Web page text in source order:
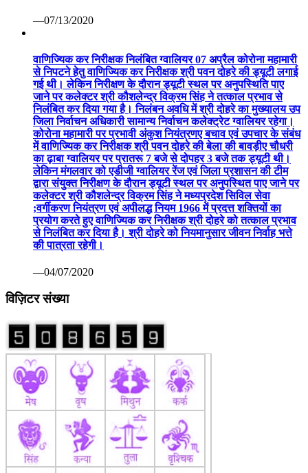
—07/13/2020
वाणिज्यिक कर निरीक्षक निलंबित ग्वालियर 07 अप्रैल कोरोना महामारी
से निपटने हेतु वाणिज्यिक कर निरीक्षक श्री पवन दोहरे की ड्यूटी लगाई
गई थी। लेकिन निरीक्षण के दौरान ड्यूटी स्थल पर अनुपस्थिति पाए
जाने पर कलेक्टर श्री कौशलेन्द्र विक्रम सिंह ने तत्काल प्रभाव से
निलंबित कर दिया गया है। निलंबन अवधि में श्री दोहरे का मुख्यालय उप
जिला निर्वाचन अधिकारी सामान्य निर्वाचन कलेक्ट्रेट ग्वालियर रहेगा।
कोरोना महामारी पर प्रभावी अंकुश नियंत्रणए बचाव एवं उपचार के संबंध
में वाणिज्यिक कर निरीक्षक श्री पवन दोहरे की बेला की बावड़ीए चौधरी
का ढ़ाबा ग्वालियर पर प्रातरू 7 बजे से दोपहर 3 बजे तक ड्यूटी थी।
लेकिन मंगलवार को एडीजी ग्वालियर रेंज एवं जिला प्रशासन की टीम
द्वारा संयुक्त निरीक्षण के दौरान ड्यूटी स्थल पर अनुपस्थित पाए जाने पर
कलेक्टर श्री कौशलेन्द्र विक्रम सिंह ने मध्यप्रदेश सिविल सेवा
;वर्गीकरण नियंत्रण एवं अपीलद्ध नियम 1966 में प्रदत्त शक्तियों का
प्रयोग करते हुए वाणिज्यिक कर निरीक्षक श्री दोहरे को तत्काल प्रभाव
से निलंबित कर दिया है। श्री दोहरे को नियमानुसार जीवन निर्वाह भत्ते
की पात्रता रहेगी।
—04/07/2020
विज़िटर संख्या